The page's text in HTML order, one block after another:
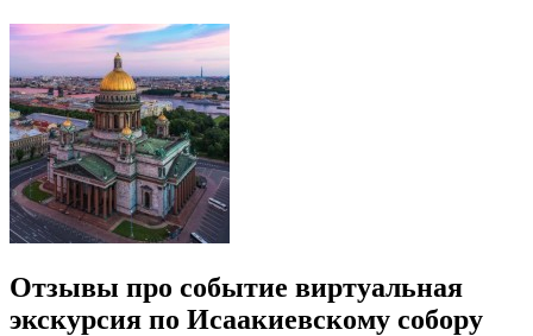
Отзывы про событие виртуальная
экскурсия по Исаакиевскому собору